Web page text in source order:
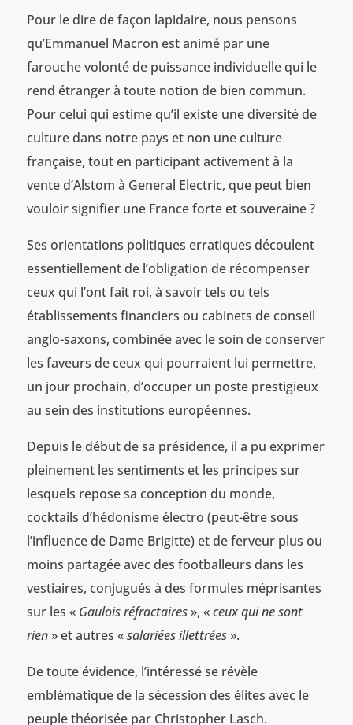
Pour le dire de façon lapidaire, nous pensons
qu’Emmanuel Macron est animé par une
farouche volonté de puissance individuelle qui le
rend étranger à toute notion de bien commun.
Pour celui qui estime qu’il existe une diversité de
culture dans notre pays et non une culture
française, tout en participant activement à la
vente d’Alstom à General Electric, que peut bien
vouloir signifier une France forte et souveraine ?
Ses orientations politiques erratiques découlent
essentiellement de l’obligation de récompenser
ceux qui l’ont fait roi, à savoir tels ou tels
établissements financiers ou cabinets de conseil
anglo-saxons, combinée avec le soin de conserver
les faveurs de ceux qui pourraient lui permettre,
un jour prochain, d’occuper un poste prestigieux
au sein des institutions européennes.
Depuis le début de sa présidence, il a pu exprimer
pleinement les sentiments et les principes sur
lesquels repose sa conception du monde,
cocktails d’hédonisme électro (peut-être sous
l’influence de Dame Brigitte) et de ferveur plus ou
moins partagée avec des footballeurs dans les
vestiaires, conjugués à des formules méprisantes
sur les « Gaulois réfractaires», «ceux qui ne sont
rien» et autres «salariées illettrées».
De toute évidence, l’intéressé se révèle
emblématique de la sécession des élites avec le
peuple théorisée par Christopher Lasch.